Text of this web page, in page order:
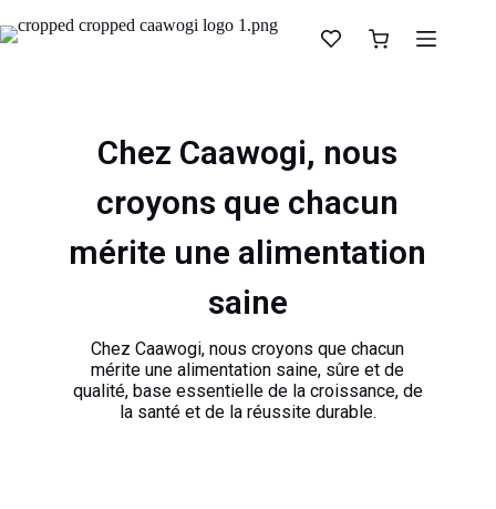
Chez Caawogi, nous
croyons que chacun
mérite une alimentation
saine
Chez Caawogi, nous croyons que chacun
mérite une alimentation saine, sûre et de
qualité, base essentielle de la croissance, de
la santé et de la réussite durable.